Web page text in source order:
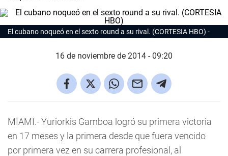
El cubano noqueó en el sexto round a su rival. (CORTESIA HBO)
16 de noviembre de 2014 - 09:20
MIAMI.- Yuriorkis Gamboa logró su primera victoria
en 17 meses y la primera desde que fuera vencido
por primera vez en su carrera profesional, al